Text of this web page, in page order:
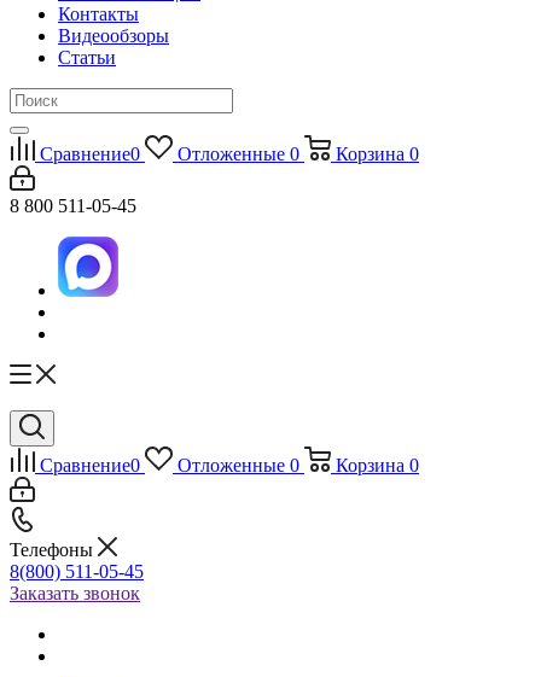
Контакты
Видеообзоры
Статьи
Сравнение0 Отложенные 0 Корзина 0
8 800 511-05-45
Сравнение0 Отложенные 0 Корзина 0
Телефоны
8(800) 511-05-45
Заказать звонок